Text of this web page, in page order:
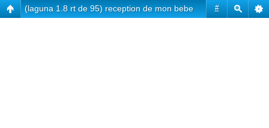
#
(laguna 1.8 rt de 95) reception de mon bebe